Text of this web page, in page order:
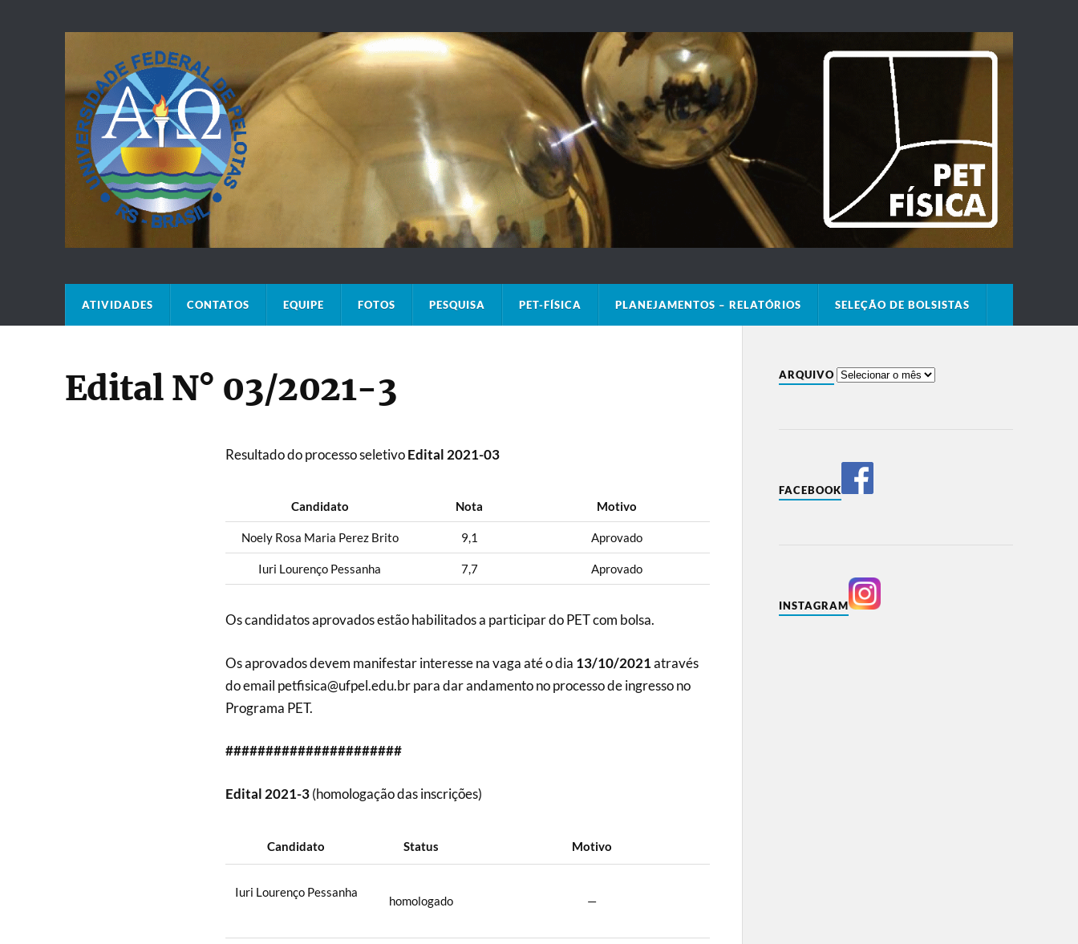
ATIVIDADES CONTATOS EQUIPE FOTOS PESQUISA PET-FÍSICA PLANEJAMENTOS – RELATÓRIOS SELEÇÃO DE BOLSISTAS
Edital N° 03/2021-3
Resultado do processo seletivoEdital 2021-03
Candidato Nota Motivo
Noely Rosa Maria Perez Brito 9,1 Aprovado
Iuri Lourenço Pessanha 7,7 Aprovado
Os candidatos aprovados estão habilitados a participar do PET com bolsa.
Os aprovados devem manifestar interesse na vaga até o dia 13/10/2021através
do email petfisica@ufpel.edu.br para dar andamento no processo de ingresso no
Programa PET.
######################
Edital 2021-3(homologação das inscrições)
Candidato Status Motivo
Iuri Lourenço Pessanha
homologado —
ARQUIVO
FACEBOOK
INSTAGRAM